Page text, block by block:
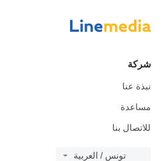
شركة
نبذة عنا
مساعدة
للاتصال بنا
تونس / العربية